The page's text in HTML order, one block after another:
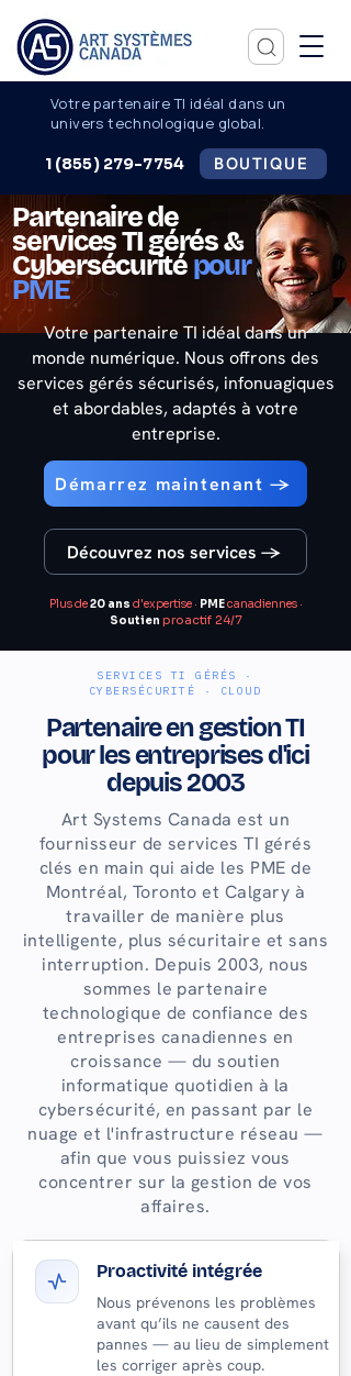
Votre partenaire TI idéal dans un
univers technologique global.
1 (855) 279-7754 BOUTIQUE
Partenaire de
services TI gérés &
Cybersécurité pour
PME
Votre partenaire TI idéal dans un
monde numérique. Nous offrons des
services gérés sécurisés, infonuagiques
et abordables, adaptés à votre
entreprise.
Démarrez maintenant →
Découvrez nos services →
Plus de20 ans d'expertise · PMEcanadiennes ·
Soutien proactif 24/7
SERVICES TI GÉRÉS ·
CYBERSÉCURITÉ · CLOUD
Partenaire en gestion TI
pour les entreprises d'ici
depuis 2003
Art Systems Canada est un
fournisseur de services TI gérés
clés en main qui aide les PME de
Montréal, Toronto et Calgary à
travailler de manière plus
intelligente, plus sécuritaire et sans
interruption. Depuis 2003, nous
sommes le partenaire
technologique de confiance des
entreprises canadiennes en
croissance — du soutien
informatique quotidien à la
cybersécurité, en passant par le
nuage et l'infrastructure réseau —
afin que vous puissiez vous
concentrer sur la gestion de vos
affaires.
Proactivité intégrée
Nous prévenons les problèmes
avant qu’ils ne causent des
pannes — au lieu de simplement
les corriger après coup.